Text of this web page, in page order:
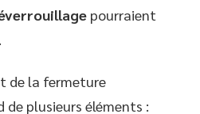
pourraient
de la fermeture
de plusieurs éléments :